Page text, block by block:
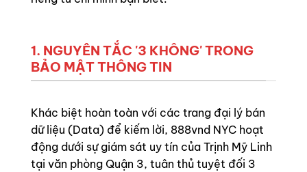
1. NGUYÊN TẮC '3 KHÔNG' TRONG
BẢO MẬT THÔNG TIN
Khác biệt hoàn toàn với các trang đại lý bán
dữ liệu (Data) để kiếm lời, 888vnd NYC hoạt
động dưới sự giám sát uy tín của Trịnh Mỹ Linh
tại văn phòng Quận 3, tuân thủ tuyệt đối 3